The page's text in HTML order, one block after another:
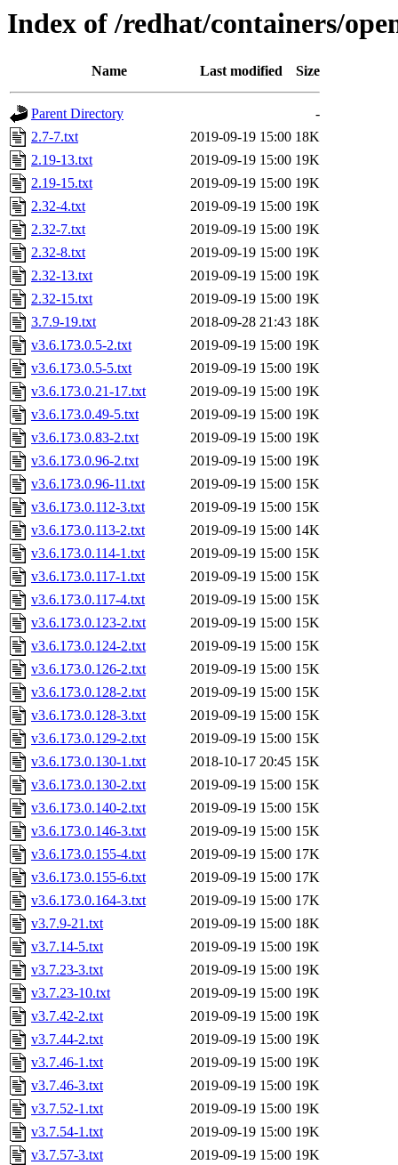
Index of /redhat/containers/
Name Last modified Size
Parent Directory
-
2.7-7.txt
2019-09-19 15:00 18K
2.19-13.txt
2019-09-19 15:00 19K
2.19-15.txt
2019-09-19 15:00 19K
2.32-4.txt
2019-09-19 15:00 19K
2.32-7.txt
2019-09-19 15:00 19K
2.32-8.txt
2019-09-19 15:00 19K
2.32-13.txt
2019-09-19 15:00 19K
2.32-15.txt
2019-09-19 15:00 19K
3.7.9-19.txt
2018-09-28 21:43 18K
v3.6.173.0.5-2.txt
2019-09-19 15:00 19K
v3.6.173.0.5-5.txt
2019-09-19 15:00 19K
v3.6.173.0.21-17.txt
2019-09-19 15:00 19K
v3.6.173.0.49-5.txt
2019-09-19 15:00 19K
v3.6.173.0.83-2.txt
2019-09-19 15:00 19K
v3.6.173.0.96-2.txt
2019-09-19 15:00 19K
v3.6.173.0.96-11.txt
2019-09-19 15:00 15K
v3.6.173.0.112-3.txt
2019-09-19 15:00 15K
v3.6.173.0.113-2.txt
2019-09-19 15:00 14K
v3.6.173.0.114-1.txt
2019-09-19 15:00 15K
v3.6.173.0.117-1.txt
2019-09-19 15:00 15K
v3.6.173.0.117-4.txt
2019-09-19 15:00 15K
v3.6.173.0.123-2.txt
2019-09-19 15:00 15K
v3.6.173.0.124-2.txt
2019-09-19 15:00 15K
v3.6.173.0.126-2.txt
2019-09-19 15:00 15K
v3.6.173.0.128-2.txt
2019-09-19 15:00 15K
v3.6.173.0.128-3.txt
2019-09-19 15:00 15K
v3.6.173.0.129-2.txt
2019-09-19 15:00 15K
v3.6.173.0.130-1.txt
2018-10-17 20:45 15K
v3.6.173.0.130-2.txt
2019-09-19 15:00 15K
v3.6.173.0.140-2.txt
2019-09-19 15:00 15K
v3.6.173.0.146-3.txt
2019-09-19 15:00 15K
v3.6.173.0.155-4.txt
2019-09-19 15:00 17K
v3.6.173.0.155-6.txt
2019-09-19 15:00 17K
v3.6.173.0.164-3.txt
2019-09-19 15:00 17K
v3.7.9-21.txt
2019-09-19 15:00 18K
v3.7.14-5.txt
2019-09-19 15:00 19K
v3.7.23-3.txt
2019-09-19 15:00 19K
v3.7.23-10.txt
2019-09-19 15:00 19K
v3.7.42-2.txt
2019-09-19 15:00 19K
v3.7.44-2.txt
2019-09-19 15:00 19K
v3.7.46-1.txt
2019-09-19 15:00 19K
v3.7.46-3.txt
2019-09-19 15:00 19K
v3.7.52-1.txt
2019-09-19 15:00 19K
v3.7.54-1.txt
2019-09-19 15:00 19K
v3.7.57-3.txt
2019-09-19 15:00 19K